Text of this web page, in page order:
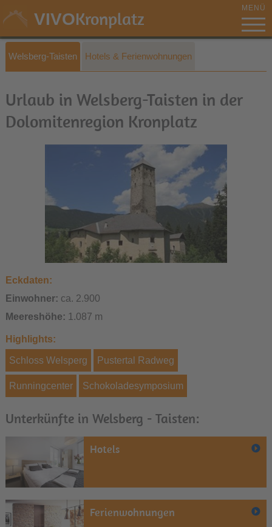
VIVOKronplatz MENÜ
Welsberg-Taisten Hotels & Ferienwohnungen
Urlaub in Welsberg-Taisten in der
Dolomitenregion Kronplatz
Eckdaten:
Einwohner: ca. 2.900
Meereshöhe: 1.087 m
Highlights:
Schloss Welsperg Pustertal Radweg
Runningcenter Schokoladesymposium
Unterkünfte in Welsberg - Taisten:
Hotels
Ferienwohnungen